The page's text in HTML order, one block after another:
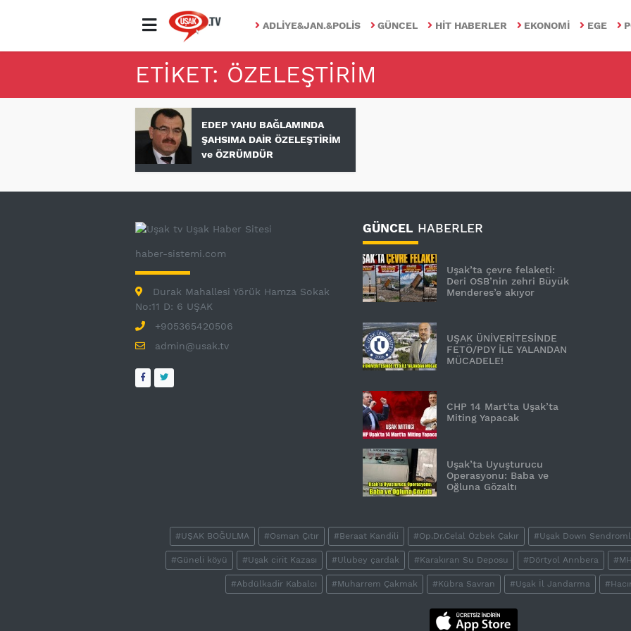
ADLIYE&JAN.&POLIS GÜNCEL HIT HABERLER EKONOMI EGE
ETIKET: ÖZELEŞTİRİM
EDEP YAHU BAĞLAMINDA
ŞAHSIMA DAİR ÖZELEŞTİRİM
ve ÖZRÜMDÜR
haber-sistemi.com
Durak Mahallesi Yörük Hamza Sokak
No:11 D: 6 UŞAK
+905365420506
admin@usak.tv
GÜNCEL HABERLER
Uşak’ta çevre felaketi:
Deri OSB’nin zehri Büyük
Menderes’e akıyor
UŞAK ÜNİVERİTESİNDE
FETÖ/PDY İLE YALANDAN
MÜCADELE!
CHP 14 Mart'ta Uşak’ta
Miting Yapacak
Uşak’ta Uyuşturucu
Operasyonu: Baba ve
Oğluna Gözaltı
#UŞAK BOĞULMA #Osman Çıtır #Beraat Kandili #Op.Dr.Celal Özbek Çakır #Uşak Down
#Güneli köyü #Uşak cirit Kazası #Ulubey çardak #Karakıran Su Deposu #Dörtyol Annbera
#Abdülkadir Kabalcı #Muharrem Çakmak #Kübra Savran #Uşak İl Jandarma